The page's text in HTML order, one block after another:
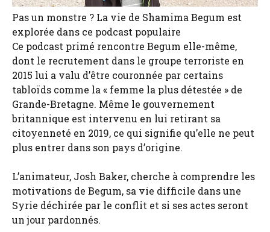
Pas un monstre ? La vie de Shamima Begum est
explorée dans ce podcast populaire
Ce podcast primé rencontre Begum elle-même,
dont le recrutement dans le groupe terroriste en
2015 lui a valu d’être couronnée par certains
tabloïds comme la « femme la plus détestée » de
Grande-Bretagne. Même le gouvernement
britannique est intervenu en lui retirant sa
citoyenneté en 2019, ce qui signifie qu’elle ne peut
plus entrer dans son pays d’origine.
L’animateur, Josh Baker, cherche à comprendre les
motivations de Begum, sa vie difficile dans une
Syrie déchirée par le conflit et si ses actes seront
un jour pardonnés.